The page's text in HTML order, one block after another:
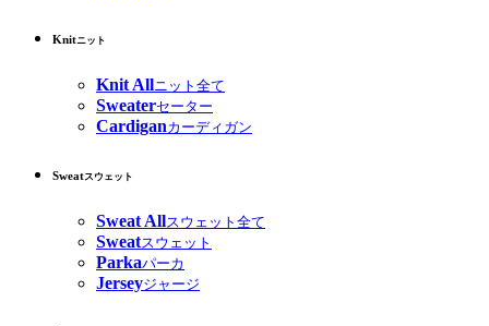
Knitニット
Knit Allニット全て
Sweaterセーター
Cardiganカーディガン
Sweatスウェット
Sweat Allスウェット全て
Sweatスウェット
Parkaパーカ
Jerseyジャージ